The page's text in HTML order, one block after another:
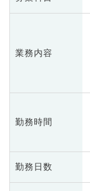
業務内容
勤務時間
勤務日数